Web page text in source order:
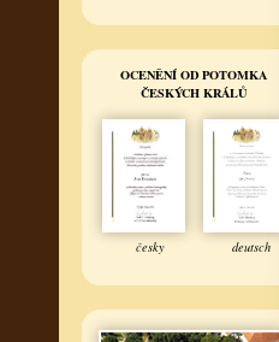
OCENĚNÍ OD POTOMKA
ČESKÝCH KRÁLŮ
česky deutsch